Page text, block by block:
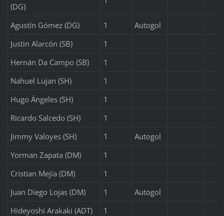
(DG)
Agustín Gómez (DG) 1
Autogol
Justin Alarcón (SB)
1
Hernán Da Campo (SB)
1
Nahuel Lujan (SH)
1
Hugo Ángeles (SH)
1
Ricardo Salcedo (SH)
1
Jimmy Valoyes (SH)
1
Autogol
Yorman Zapata (DM)
1
Cristian Mejía (DM)
1
Juan Diego Lojas (DM)
1
Autogol
Hideyoshi Arakaki (ADT)
1